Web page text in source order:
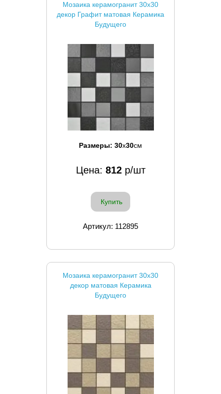
Мозаика керамогранит 30x30
декор Графит матовая Керамика
Будущего
Размеры: 30x30см
Цена: 812р/шт
Купить
Артикул: 112895
Мозаика керамогранит 30x30
декор матовая Керамика
Будущего